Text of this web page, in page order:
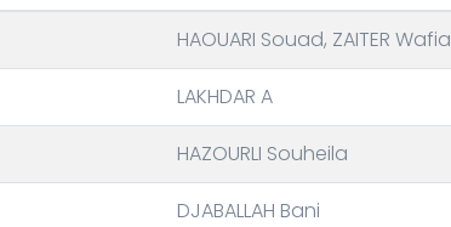
HAOUARI Souad, ZAITER Wafia
LAKHDAR A
HAZOURLI Souheila
DJABALLAH Bani